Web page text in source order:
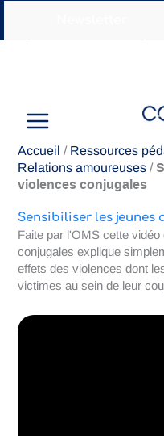
contenu
Accueil / Ressources
Relations amoureuses /
violences conjugales
Sensibiliser les jeunes
Faite par l'OMS cette
conjugales explique
effets des violences dont
victimes au sein de leur